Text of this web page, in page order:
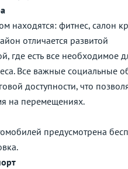
находятся: фитнес, салон
отличается развитой
где есть все необходимое
Все важные социальные
доступности, что
на перемещениях.
предусмотрена